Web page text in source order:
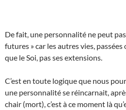
De fait, une personnalité ne peut
futures » car les autres vies,
que le Soi, pas ses extensions.
C’est en toute logique que nous
une personnalité se réincarnait,
chair (mort), c’est à ce moment là